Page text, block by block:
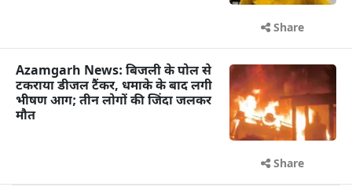
Share
Azamgarh News: बिजली के पोल से
टकराया डीजल टैंकर, धमाके के बाद लगी
भीषण आग; तीन लोगों की जिंदा जलकर
मौत
Share